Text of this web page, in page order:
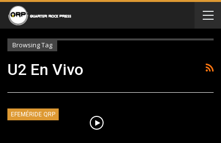
Browsing Tag
U2 En Vivo
EFEMÉRIDE QRP